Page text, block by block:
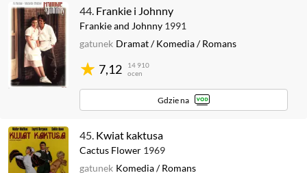
44. Frankie i Johnny
Frankie and Johnny 1991
7,12
14 910
ocen
gatunek Dramat/Komedia/Romans
Gdzie na
45. Kwiat kaktusa
Cactus Flower 1969
gatunek Komedia/Romans